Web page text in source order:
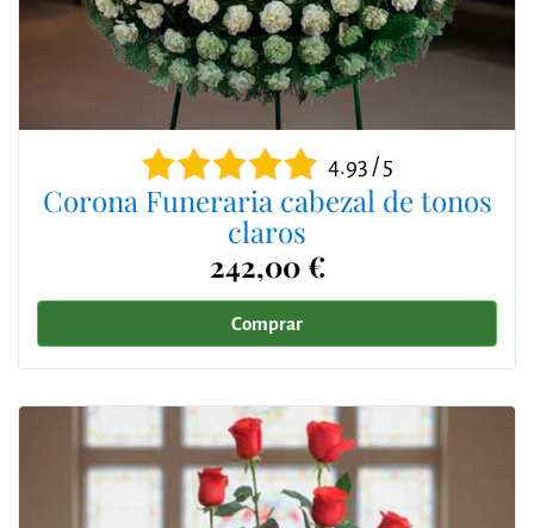
4.93 / 5
Corona Funeraria cabezal de tonos
claros
242,00 €
Comprar